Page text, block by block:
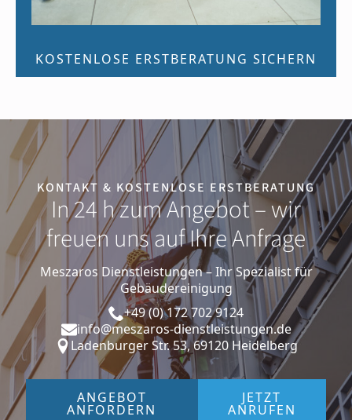
KOSTENLOSE ERSTBERATUNG SICHERN
KONTAKT & KOSTENLOSE ERSTBERATUNG
In 24 h zum Angebot – wir
freuen uns auf Ihre Anfrage
Meszaros Dienstleistungen – Ihr Spezialist für
Gebäudereinigung
+49 (0) 172 702 9124
info@meszaros-dienstleistungen.de
Ladenburger Str. 53, 69120 Heidelberg
ANGEBOT
ANFORDERN
JETZT
ANRUFEN